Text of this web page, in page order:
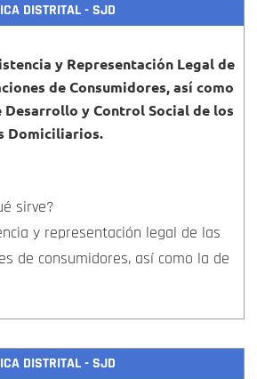
DISTRITAL - SJD
y Representación Legal de
de Consumidores, así como
Desarrollo y Control Social de los
Domiciliarios.
sirve?
y representación legal de las
de consumidores, así como la de
DISTRITAL - SJD